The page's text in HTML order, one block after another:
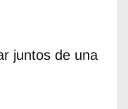
juntos de una